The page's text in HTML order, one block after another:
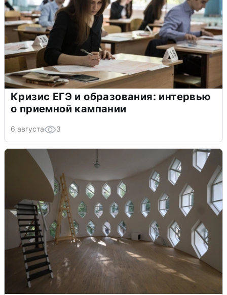
Кризис ЕГЭ и образования: интервью
о приемной кампании
6 августа 3